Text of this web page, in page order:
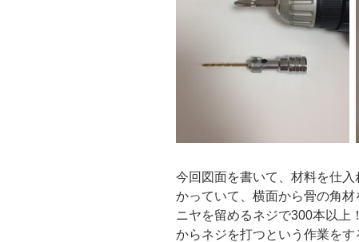
今回図面を書いて、材料を仕
かっていて、横面から骨の角
ニヤを留めるネジで300本以上
からネジを打つという作業を